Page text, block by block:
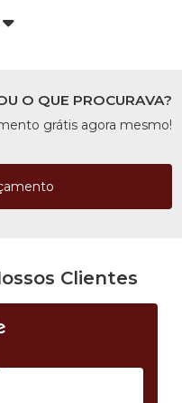
O QUE PROCURAVA?
grátis agora mesmo!
Clientes